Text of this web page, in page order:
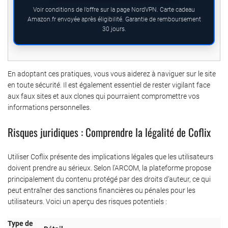
Voir conditions de l’offre sur la page NordVPN. Carte cadeau
Amazon.fr envoyée après éligibilité. Garantie de remboursement
30 jours.
En adoptant ces pratiques, vous vous aiderez à naviguer sur le site
en toute sécurité. Il est également essentiel de rester vigilant face
aux faux sites et aux clones qui pourraient compromettre vos
informations personnelles.
Risques juridiques : Comprendre la légalité de Coflix
Utiliser Coflix présente des implications légales que les utilisateurs
doivent prendre au sérieux. Selon l’ARCOM, la plateforme propose
principalement du contenu protégé par des droits d’auteur, ce qui
peut entraîner des sanctions financières ou pénales pour les
utilisateurs. Voici un aperçu des risques potentiels :
Type de